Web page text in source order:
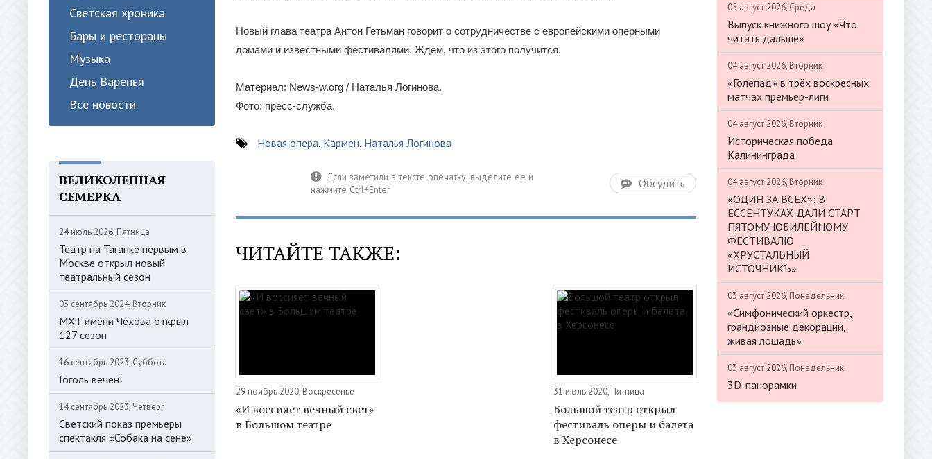
Светская хроника
Бары и рестораны
Музыка
День Варенья
Все новости
ВЕЛИКОЛЕПНАЯ
СЕМЕРКА
24 июль 2026, Пятница
Театр на Таганке первым в
Москве открыл новый
театральный сезон
03 сентябрь 2024, Вторник
МХТ имени Чехова открыл
127 сезон
16 сентябрь 2023, Суббота
Гоголь вечен!
14 сентябрь 2023, Четверг
Светский показ премьеры
спектакля «Собака на сене»
Новый глава театра Антон Гетьман говорит о сотрудничестве с европейскими оперными
домами и известными фестивалями. Ждем, что из этого получится.
Материал: News-w.org / Наталья Логинова.
Фото: пресс-служба.
Новая опера, Кармен, Наталья Логинова
Обсудить
ЧИТАЙТЕ ТАКЖЕ:
29 ноябрь 2020, Воскресенье
«И воссияет вечный свет»
в Большом театре
31 июль 2020, Пятница
Большой театр открыл
фестиваль оперы и балета
в Херсонесе
05 август 2026, Среда
Выпуск книжного шоу «Что
читать дальше»
04 август 2026, Вторник
«Голепад» в трёх воскресных
матчах премьер-лиги
04 август 2026, Вторник
Историческая победа
Калининграда
04 август 2026, Вторник
«ОДИН ЗА ВСЕХ»: В
ЕССЕНТУКАХ ДАЛИ СТАРТ
ПЯТОМУ ЮБИЛЕЙНОМУ
ФЕСТИВАЛЮ
«ХРУСТАЛЬНЫЙ
ИСТОЧНИКЪ»
03 август 2026, Понедельник
«Симфонический оркестр,
грандиозные декорации,
живая лошадь»
03 август 2026, Понедельник
3D-панорамки